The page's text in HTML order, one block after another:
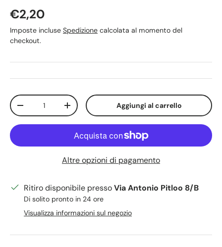
Prezzo normale
€2,20
Imposte incluse Spedizione calcolata al momento del
checkout.
Q.tà
Diminuire la quantitàAumenta la quantitàAggiungi al carrello
Altre opzioni di pagamento
Ritiro disponibile pressoVia Antonio Pitloo 8/B
Di solito pronto in 24 ore
Visualizza informazioni sul negozio